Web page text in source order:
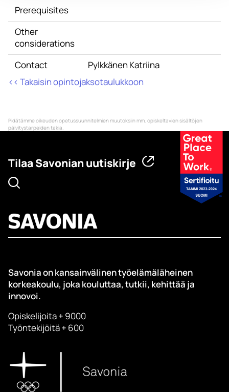
Prerequisites
Other
considerations
Contact
Pylkkänen Katriina
<< Takaisin opintojaksotaulukkoon
Pidätämme oikeuden opetussuunnitelmien muutoksiin mm. opiskeltavien sisältöjen
päivitystarpeiden takia.
Tilaa Savonian uutiskirje
Savonia on kansainvälinen työelämäläheinen
korkeakoulu, joka kouluttaa, tutkii, kehittää ja
innovoi.
Opiskelijoita + 9000
Työntekijöitä + 600